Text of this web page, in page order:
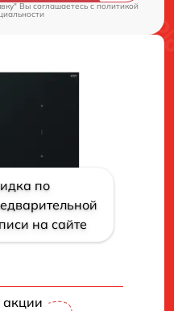
Вы соглашаетесь cполитикой
по
на сайте
акции